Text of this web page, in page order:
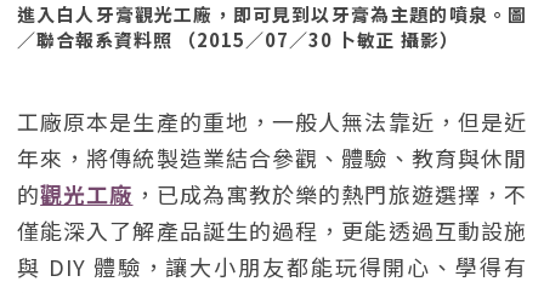
進入白人牙膏觀光工廠，即可見到以牙膏為主題的噴泉。圖
／聯合報系資料照 （2015／07／30 卜敏正 攝影）
工廠原本是生產的重地，一般人無法靠近，但是近
年來，將傳統製造業結合參觀、體驗、教育與休閒
的觀光工廠 ，已成為寓教於樂的熱門旅遊選擇，不
僅能深入了解產品誕生的過程，更能透過互動設施
與 DIY 體驗，讓大小朋友都能玩得開心、學得有